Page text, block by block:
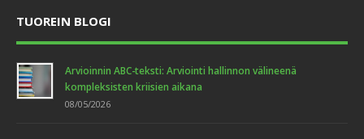
TUOREIN BLOGI
Arvioinnin ABC-teksti: Arviointi hallinnon välineenä
kompleksisten kriisien aikana
08/05/2026